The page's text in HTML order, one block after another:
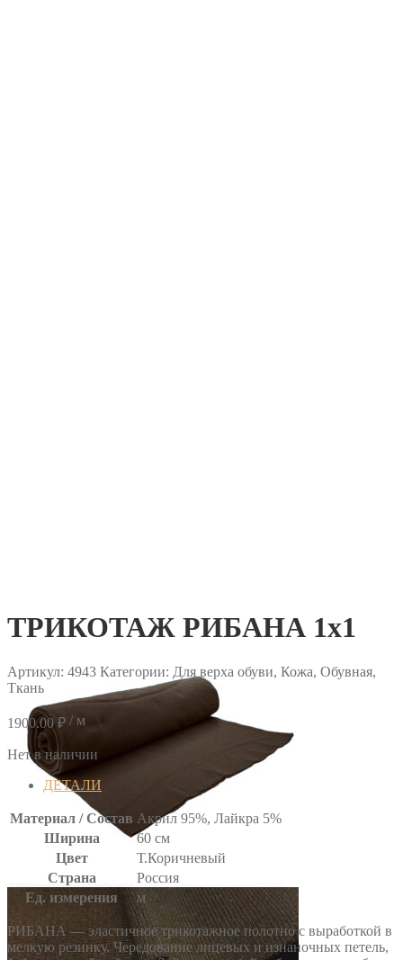
ТРИКОТАЖ РИБАНА 1х1
Артикул: 4943 Категории: Для верха обуви, Кожа, Обувная,
Ткань
1900.00₽ / м
Нет в наличии
ДЕТАЛИ
Материал / Состав Акрил 95%, Лайкра 5%
Ширина
60 см
Цвет
Т.Коричневый
Страна
Россия
Ед. измерения
м
РИБАНА — эластичное трикотажное полотно с выработкой в
мелкую резинку. Чередование лицевых и изнаночных петель,